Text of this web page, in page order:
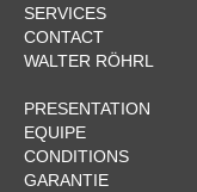
SERVICES
CONTACT
WALTER RÖHRL
PRESENTATION
EQUIPE
CONDITIONS
GARANTIE